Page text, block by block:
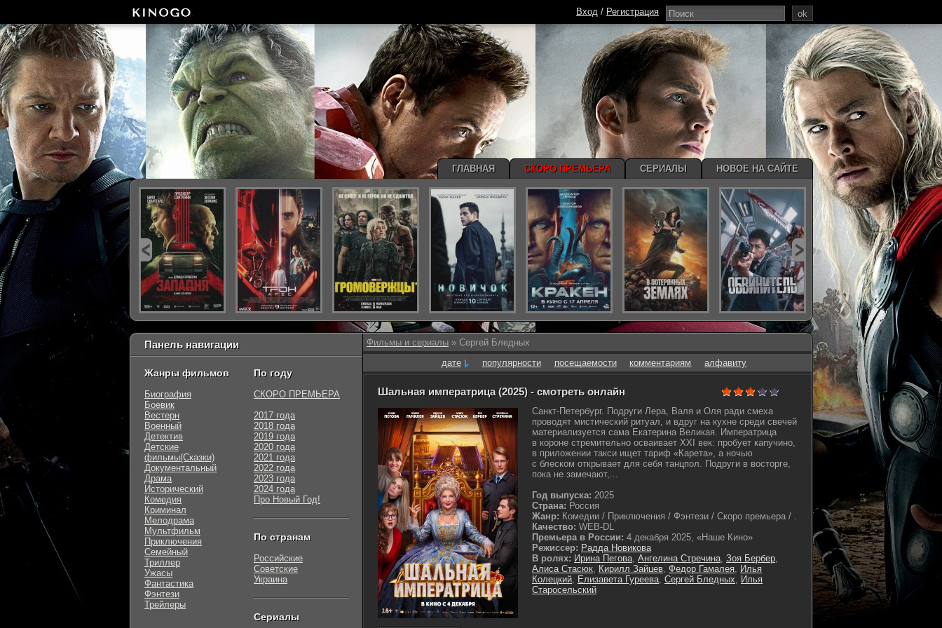
Фильмы и сериалы » Сергей Бледных
дате
популярности посещаемости комментариям алфавиту
Шальная императрица (2025) - смотреть онлайн
Санкт-Петербург. Подруги Лера, Валя и Оля ради смеха
проводят мистический ритуал, и вдруг на кухне среди свечей
материализуется сама Екатерина Великая. Императрица
в короне стремительно осваивает XXI век: пробует капучино,
в приложении такси ищет тариф «Карета», а ночью
с блеском открывает для себя танцпол. Подруги в восторге,
пока не замечают,...
Год выпуска: 2025
Страна: Россия
Жанр: Комедии / Приключения / Фэнтези / Скоро премьера / .
Качество: WEB-DL
Премьера в России: 4 декабря 2025, «Наше Кино»
Режиссер: Радда Новикова
В ролях: Ирина Пегова, Ангелина Стречина, Зоя Бербер,
Алиса Стасюк, Кирилл Зайцев, Федор Гамалея, Илья
Колецкий, Елизавета Гуреева, Сергей Бледных, Илья
Старосельский
Панель навигации
Жанры фильмов
Биография
Боевик
Вестерн
Военный
Детектив
Детские
фильмы(Сказки)
Документальный
Драма
Исторический
Комедия
Криминал
Мелодрама
Мультфильм
Приключения
Семейный
Триллер
Ужасы
Фантастика
Фэнтези
Трейлеры
По году
СКОРО ПРЕМЬЕРА
2017 года
2018 года
2019 года
2020 года
2021 года
2022 года
2023 года
2024 года
Про Новый Год!
По странам
Российские
Советские
Украина
Сериалы
ok
Вход / Регистрация
ГЛАВНАЯ СКОРО ПРЕМЬЕРА СЕРИАЛЫ НОВОЕ НА САЙТЕ